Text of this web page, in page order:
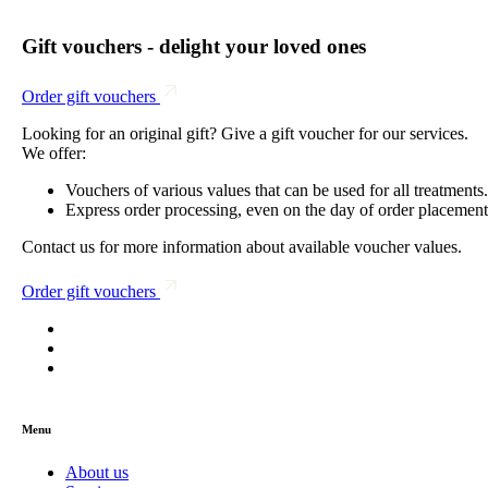
Gift vouchers - delight your loved ones
Order gift vouchers
Looking for an original gift? Give a gift voucher for our services.
We offer:
Vouchers of various values that can be used for all treatments.
Express order processing, even on the day of order
Contact us for more information about available voucher values.
Order gift vouchers
Menu
About us